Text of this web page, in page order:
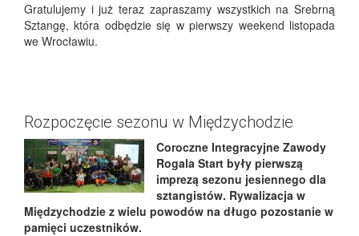
Gratulujemy i już teraz zapraszamy wszystkich na Srebrną
Sztangę, która odbędzie się w pierwszy weekend listopada
we Wrocławiu.
Rozpoczęcie sezonu w Międzychodzie
Coroczne Integracyjne Zawody
Rogala Start były pierwszą
imprezą sezonu jesiennego dla
sztangistów. Rywalizacja w
Międzychodzie z wielu powodów na długo pozostanie w
pamięci uczestników.